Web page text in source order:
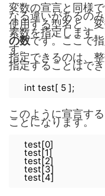
変数の宣言と同様
なる違いがあるのみ
使用する型名と、
素数を指定します
の数です。ここで
す。
指定できるのは、
指定することはで
int test[ 5 ];
このように宣言す
ことになります。
test[0]
test[1]
test[2]
test[3]
test[4]